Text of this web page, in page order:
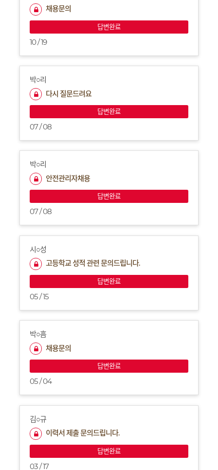
채용문의
답변완료
10 / 19
박○리
다시 질문드려요
답변완료
07 / 08
박○리
안전관리자채용
답변완료
07 / 08
시○성
고등학교 성적 관련 문의드립니다.
답변완료
05 / 15
박○흠
채용문의
답변완료
05 / 04
김○규
이력서 제출 문의드립니다.
답변완료
03 / 17